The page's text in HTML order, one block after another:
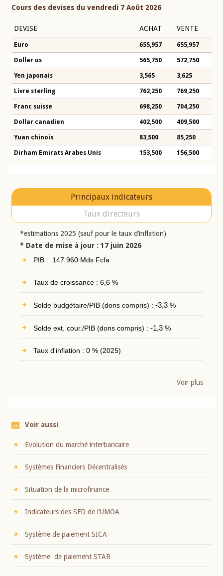
Cours des devises du vendredi 7 Août 2026
DEVISE ACHAT VENTE
Euro 655,957 655,957
Dollar us 565,750 572,750
Yen japonais 3,565 3,625
Livre sterling 762,250 769,250
Franc suisse 698,250 704,250
Dollar canadien 402,500 409,500
Yuan chinois 83,500 85,250
Dirham Emirats Arabes Unis 153,500 156,500
Principaux indicateurs
Taux directeurs
*estimations 2025 (sauf pour le taux d’inflation)
* Date de mise à jour : 17 juin 2026
PIB : 147 960 Mds Fcfa
Taux de croissance : 6,6 %
Solde budgétaire/PIB (dons compris) : -3,3%
Solde ext. cour./PIB (dons compris) : -1,3%
Taux d'inflation : 0 % (2025)
Voir plus
Voir aussi
Evolution du marché interbancaire
Systèmes Financiers Décentralisés
Situation de la microfinance
Indicateurs des SFD de l’UMOA
Système de paiement SICA
Système de paiement STAR